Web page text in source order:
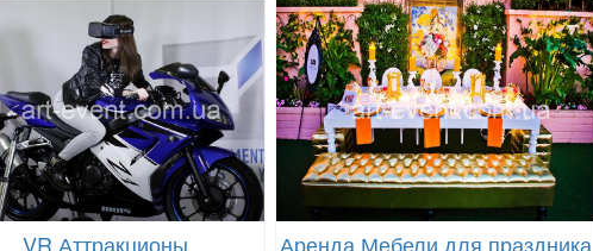
VR Аттракционы Аренда Мебели для праздника